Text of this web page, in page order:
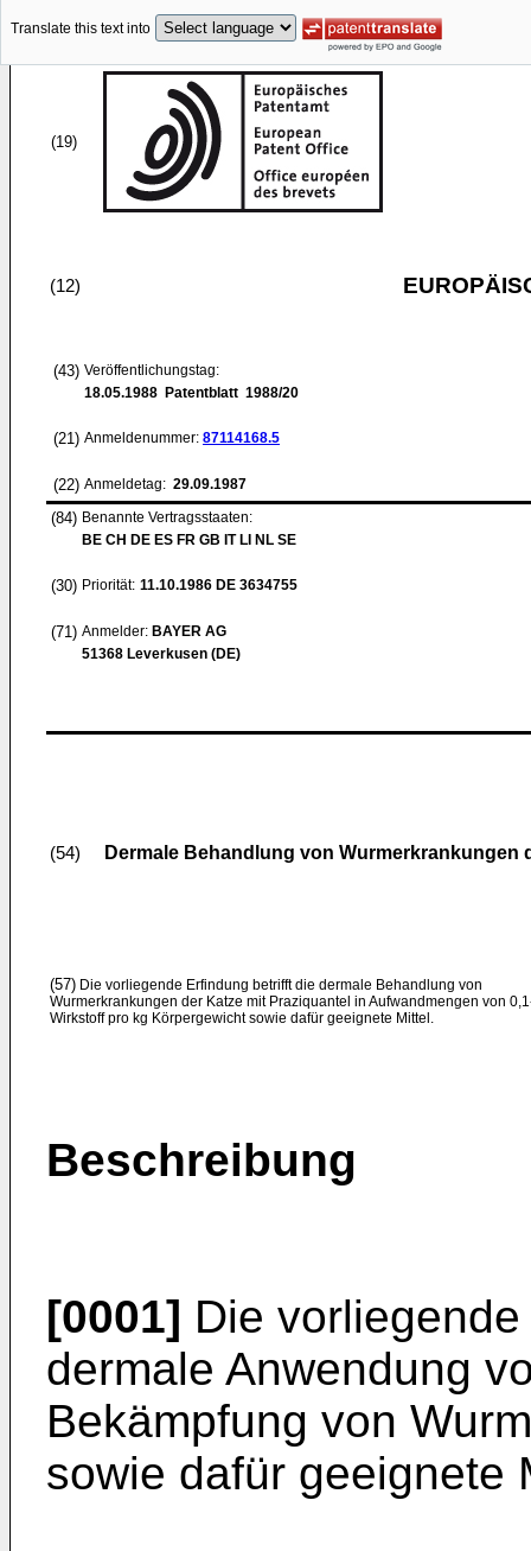
Translate this text into
(19)
(12)
(43) Veröffentlichungstag:
18.05.1988 Patentblatt 1988/20
(21) Anmeldenummer: 87114168.5
(22) Anmeldetag: 29.09.1987
(84) Benannte Vertragsstaaten:
BE CH DE ES FR GB IT LI NL SE
(30) Priorität: 11.10.1986 DE 3634755
(71) Anmelder: BAYER AG
51368 Leverkusen (DE)
(54) Dermale Behandlung von Wurmerkrankungen
(57) Die vorliegende Erfindung betrifft die dermale Behand­lung von
Wurmerkrankungen der Katze mit Praziquantel in Aufwandmengen von
Wirkstoff pro kg Körperge­wicht sowie dafür geeignete Mittel.
Beschreibung
[0001] Die
dermale Anwendung
Bekämpfung von
sowie dafür geeignete